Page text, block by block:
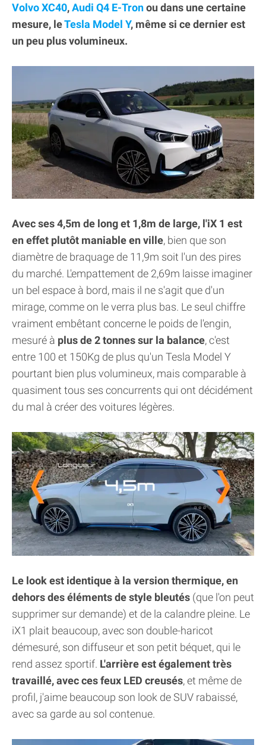
Volvo XC40,Audi Q4 E-Tronou dans une certaine
mesure, leTesla Model Y, même si ce dernier est
un peu plus volumineux.
Avec ses 4,5m de long et 1,8m de large, l'iX 1 est
en effet plutôt maniable en ville, bien que son
diamètre de braquage de 11,9m soit l'un des pires
du marché. L'empattement de 2,69m laisse imaginer
un bel espace à bord, mais il ne s'agit que d'un
mirage, comme on le verra plus bas. Le seul chiffre
vraiment embêtant concerne le poids de l'engin,
mesuré à plus de 2 tonnes sur la balance, c'est
entre 100 et 150Kg de plus qu'un Tesla Model Y
pourtant bien plus volumineux, mais comparable à
quasiment tous ses concurrents qui ont décidément
du mal à créer des voitures légères.
Le look est identique à la version thermique, en
dehors des éléments de style bleutés (que l'on peut
supprimer sur demande) et de la calandre pleine. Le
iX1 plait beaucoup, avec son double-haricot
démesuré, son diffuseur et son petit béquet, qui le
rend assez sportif. L'arrière est également très
travaillé, avec ces feux LED creusés, et même de
profil, j'aime beaucoup son look de SUV rabaissé,
avec sa garde au sol contenue.